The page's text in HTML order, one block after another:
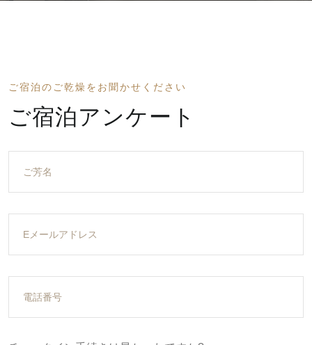
ご宿泊のご乾燥をお聞かせください
ご宿泊アンケート